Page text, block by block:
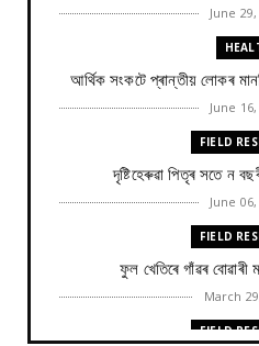
June
আৰ্থিক সংকটে প্ৰান্তীয় লোকৰ
June
FIELD
দৃষ্টিহেৰুৱা পিতৃৰ সতে ন
June
FIELD
ফুল খেতিৰে গাঁৱৰ
March
FIELD